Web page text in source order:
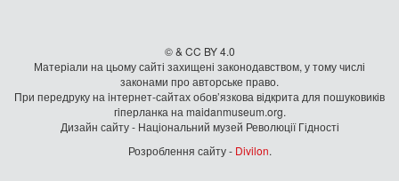
© & CC BY 4.0
Матеріали на цьому сайті захищені законодавством, у тому числі
законами про авторське право.
При передруку на iнтернет-сайтах обов’язкова відкрита для пошуковиків
гiперланка на maidanmuseum.org.
Дизайн сайту - Національний музей Революції Гідності
Розроблення сайту - Divilon.